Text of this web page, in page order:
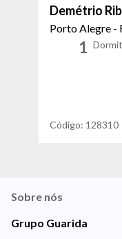
Demétrio
Porto Alegre -
1
Código: 128310
Sobre nós
Grupo Guarida